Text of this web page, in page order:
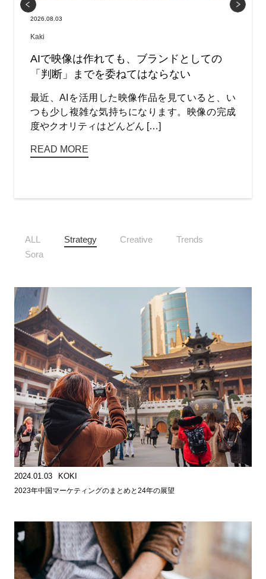
2026.08.03
Kaki
AIで映像は作れても、ブランドとしての
「判断」までを委ねてはならない
最近、AIを活用した映像作品を見ていると、い
つも少し複雑な気持ちになります。映像の完成
度やクオリティはどんどん […]
READ MORE
ALL Strategy Creative
Trends
Sora
2024.01.03 KOKI
2023年中国マーケティングのまとめと24年の展望